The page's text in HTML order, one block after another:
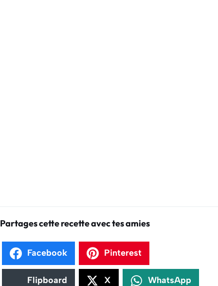
Partages cette recette avec tes amies
Facebook Pinterest
Flipboard X WhatsApp